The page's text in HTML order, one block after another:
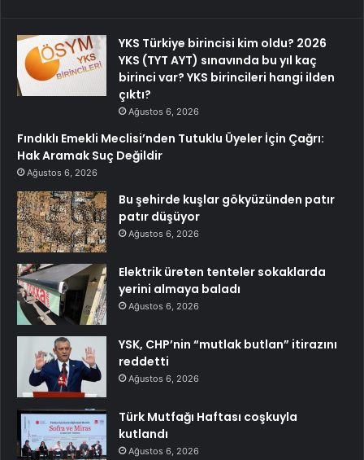
YKS Türkiye birincisi kim oldu? 2026
YKS (TYT AYT) sınavında bu yıl kaç
birinci var? YKS birincileri hangi ilden
çıktı?
Ağustos 6, 2026
Fındıklı Emekli Meclisi’nden Tutuklu Üyeler İçin Çağrı:
Hak Aramak Suç Değildir
Ağustos 6, 2026
Bu şehirde kuşlar gökyüzünden patır
patır düşüyor
Ağustos 6, 2026
Elektrik üreten tenteler sokaklarda
yerini almaya baladı
Ağustos 6, 2026
YSK, CHP’nin “mutlak butlan” itirazını
reddetti
Ağustos 6, 2026
Türk Mutfağı Haftası coşkuyla
kutlandı
Ağustos 6, 2026